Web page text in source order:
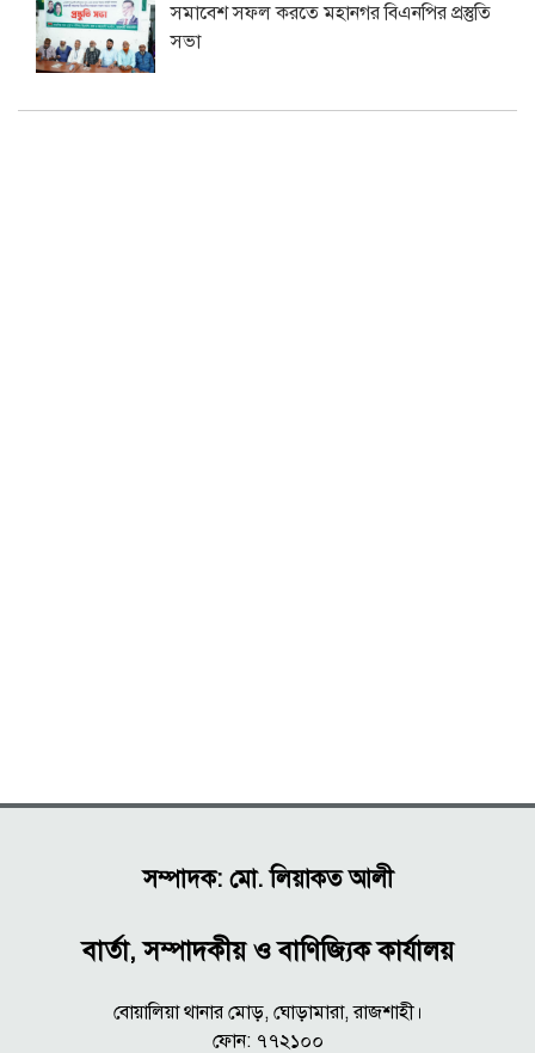
সমাবেশ সফল করতে মহানগর বিএনপির প্রস্তুতি
সভা
সম্পাদক: মো. লিয়াকত আলী
বার্তা, সম্পাদকীয় ও বাণিজ্যিক কার্যালয়
বোয়ালিয়া থানার মোড়, ঘোড়ামারা, রাজশাহী।
ফোন: ৭৭২১০০